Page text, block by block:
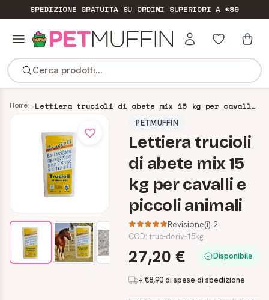
SPEDIZIONE GRATUITASU ORDINI SUPERIORI A €89
Cerca prodotti...
Home
Lettiera trucioli di abete mix 15 kg per cavalli e piccoli animali
PETMUFFIN
Lettiera trucioli
di abete mix 15
kg per cavalli e
piccoli animali
Revisione(i) 2
COD:truc-deriv-15kg
27,20 € Disponibile
+ €8,90 di spese di spedizione